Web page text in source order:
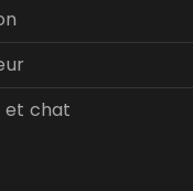
et chat